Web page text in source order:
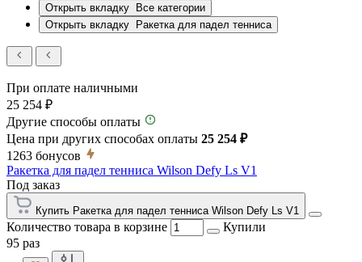
Открыть вкладку
Все категории
Открыть вкладку
Ракетка для падел тенниса
При оплате наличными
25 254 ₽
Другие способы оплаты
Цена при других способах оплаты 25 254 ₽
1263 бонусов
Ракетка для падел тенниса Wilson Defy Ls V1
Под заказ
Купить Ракетка для падел тенниса Wilson Defy Ls V1
Количество товара в корзине
Купили
95 раз